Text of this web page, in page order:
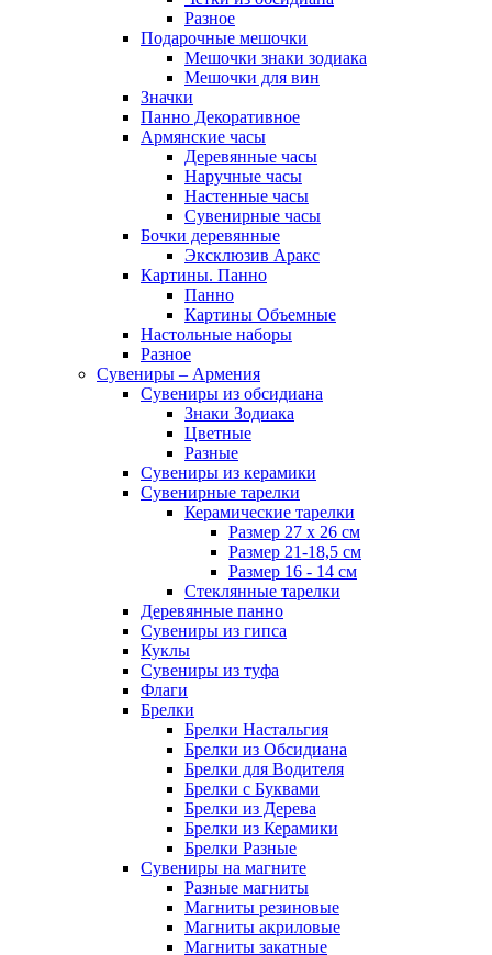
Разное
Подарочные мешочки
Мешочки знаки зодиака
Мешочки для вин
Значки
Панно Декоративное
Армянские часы
Деревянные часы
Наручные часы
Настенные часы
Сувенирные часы
Бочки деревянные
Эксклюзив Аракс
Картины. Панно
Панно
Картины Объемные
Настольные наборы
Разное
Сувениры – Армения
Сувениры из обсидиана
Знаки Зодиака
Цветные
Разные
Сувениры из керамики
Сувенирные тарелки
Керамические тарелки
Размер 27 х 26 см
Размер 21-18,5 см
Размер 16 - 14 см
Стеклянные тарелки
Деревянные панно
Сувениры из гипса
Куклы
Сувениры из туфа
Флаги
Брелки
Брелки Настальгия
Брелки из Обсидиана
Брелки для Водителя
Брелки с Буквами
Брелки из Дерева
Брелки из Керамики
Брелки Разные
Сувениры на магните
Разные магниты
Магниты резиновые
Магниты акриловые
Магниты закатные